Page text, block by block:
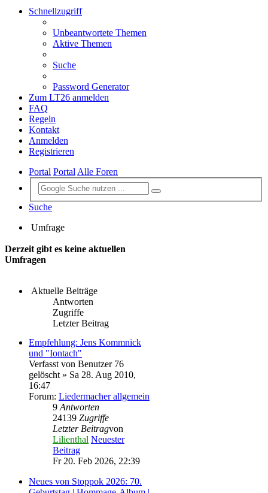
Schnellzugriff
Unbeantwortete Themen
Aktive Themen
Suche
Password Generator
Zum LT26 anmelden
FAQ
Regeln
Kontakt
Anmelden
Registrieren
Portal PortalAlle Foren
Suche
Umfrage
Derzeit gibt es keine aktuellen
Umfragen
Aktuelle Beiträge
Antworten
Zugriffe
Letzter Beitrag
Empfehlung: Jens Kommnick
und "Iontach"
Verfasst von Benutzer 76
gelöscht » Sa 28. Aug 2010,
16:47
Forum: Liedermacher allgemein
9 Antworten
24139 Zugriffe
Letzter Beitragvon
Lilienthal Neuester
Beitrag
Fr 20. Feb 2026, 22:39
Neues von Stoppok 2026: 70.